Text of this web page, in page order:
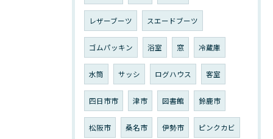
レザーブーツ スエードブーツ
ゴムパッキン 浴室 窓 冷蔵庫
水筒 サッシ ログハウス 客室
四日市市 津市 図書館 鈴鹿市
松阪市 桑名市 伊勢市 ピンクカビ